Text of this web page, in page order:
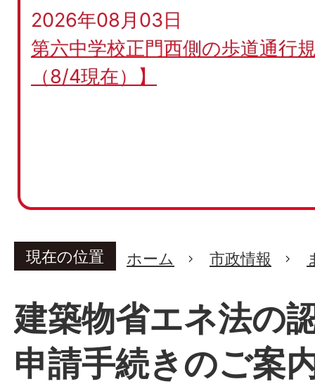
2026年08月03日
第六中学校正門西側の歩道通行
（8/4現在）】
現在の位置 ホーム 市政情報
建築物省エネ法の
申請手続きのご案